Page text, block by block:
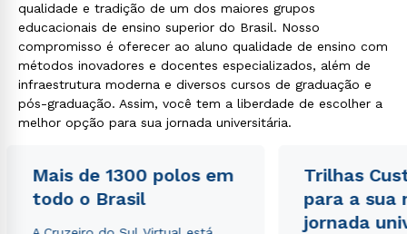
qualidade e tradição de um dos maiores grupos
educacionais de ensino superior do Brasil. Nosso
compromisso é oferecer ao aluno qualidade de ensino com
métodos inovadores e docentes especializados, além de
infraestrutura moderna e diversos cursos de graduação e
pós-graduação. Assim, você tem a liberdade de escolher a
melhor opção para sua jornada universitária.
Mais de 1300 polos em
todo o Brasil
Trilhas
para a sua
jornada